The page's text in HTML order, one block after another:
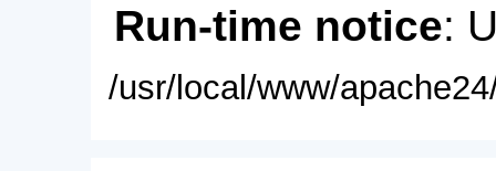
Run-time notice:
/usr/local/www/